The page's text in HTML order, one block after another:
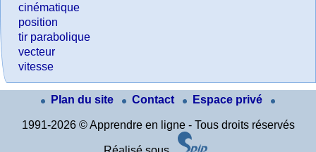
cinématique
position
tir parabolique
vecteur
vitesse
Plan du site Contact Espace privé
1991-2026 © Apprendre en ligne - Tous droits réservés